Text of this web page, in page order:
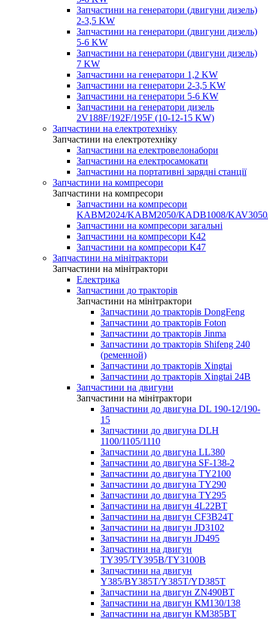
Запчастини на генератори (двигуни дизель)
2-3,5 KW
Запчастини на генератори (двигуни дизель)
5-6 KW
Запчастини на генератори (двигуни дизель)
7 KW
Запчастини на генератори 1,2 KW
Запчастини на генератори 2-3,5 KW
Запчастини на генератори 5-6 KW
Запчастини на генератори дизель
2V188F/192F/195F (10-12-15 KW)
Запчастини на електротехніку
Запчастини на електротехніку
Запчастини на електровелонабори
Запчастини на електросамокати
Запчастини на портативні зарядні станції
Запчастини на компресори
Запчастини на компресори
Запчастини на компресори
KABM2024/KABM2050/KADB1008/
Запчастини на компресори загальні
Запчастини на компресори К42
Запчастини на компресори К47
Запчастини на мінітрактори
Запчастини на мінітрактори
Електрика
Запчастини до тракторів
Запчастини на мінітрактори
Запчастини до тракторів DongFeng
Запчастини до тракторів Foton
Запчастини до тракторів Jinma
Запчастини до тракторів Shifeng 240
(ременной)
Запчастини до тракторів Xingtai
Запчастини до тракторів Xingtai 24В
Запчастини на двигуни
Запчастини на мінітрактори
Запчастини до двигуна DL 190-12/190-
15
Запчастини до двигуна DLH
1100/1105/1110
Запчастини до двигуна LL380
Запчастини до двигуна SF-138-2
Запчастини до двигуна TY2100
Запчастини до двигуна TY290
Запчастини до двигуна TY295
Запчастини на двигун 4L22BT
Запчастини на двигун CF3B24T
Запчастини на двигун JD3102
Запчастини на двигун JD495
Запчастини на двигун
TY395/TY395В/TY3100В
Запчастини на двигун
Y385/BY385T/Y385T/YD385T
Запчастини на двигун ZN490BT
Запчастини на двигун КМ130/138
Запчастини на двигун КМ385ВТ